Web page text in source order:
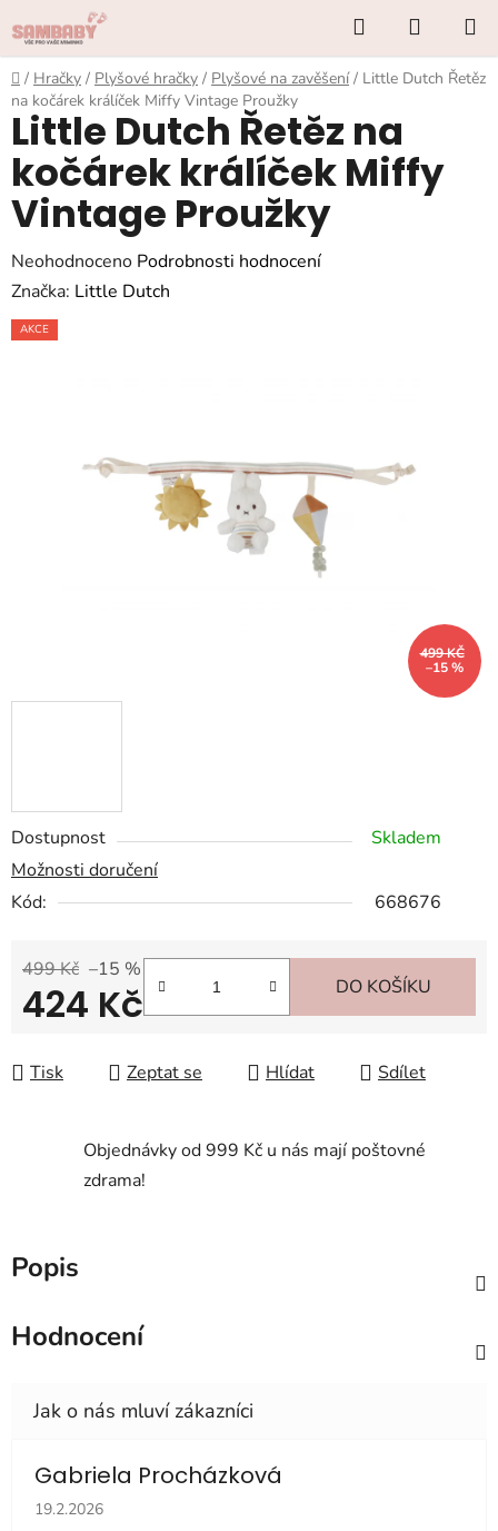
na
obsah
Hledat
KOŠÍK
Domů
/ Hračky / Plyšové hračky / Plyšové na zavěšení / Little Dutch Řetěz
na kočárek králíček Miffy Vintage Proužky
Dostupnost
Skladem
Možnosti doručení
Kód:
668676
499 Kč –15 %
424 Kč DO KOŠÍKU
Tisk Zeptat se Hlídat Sdílet
Little Dutch Řetěz na
kočárek králíček Miffy
Vintage Proužky
Průměrné
hodnocení
produktu
hvězdiček.
Neohodnoceno Podrobnosti hodnocení
Značka: Little Dutch
AKCE
499 KČ
–15 %
Objednávky od 999 Kč u nás mají poštovné
zdrama!
Popis
Hodnocení
Gabriela Procházková
Hodnocení obchodu je 5 z 5 hvězdiček.
19.2.2026